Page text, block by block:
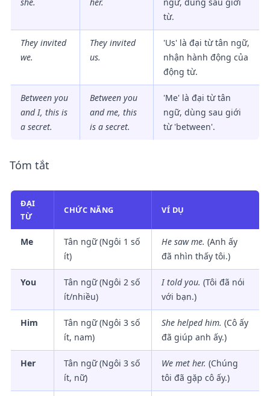
từ.
They invited
we.
They invited
us.
'Us' là đại từ tân ngữ,
nhận hành động của
động từ.
Between you
and I, this is
a secret.
Between you
andme, this
is a secret.
'Me' là đại từ tân
ngữ, dùng sau giới
từ 'between'.
Tóm tắt
ĐẠI
TỪ
CHỨC NĂNG VÍ DỤ
Me
Tân ngữ (Ngôi 1 số
ít)
He saw me. (Anh ấy
đã nhìn thấy tôi.)
You
Tân ngữ (Ngôi 2 số
ít/nhiều)
I told you. (Tôi đã nói
với bạn.)
Him
Tân ngữ (Ngôi 3 số
ít, nam)
She helped him. (Cô ấy
đã giúp anh ấy.)
Her
Tân ngữ (Ngôi 3 số
ít, nữ)
We met her. (Chúng
tôi đã gặp cô ấy.)